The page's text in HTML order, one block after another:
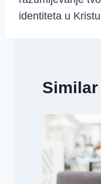
identiteta u Kristu